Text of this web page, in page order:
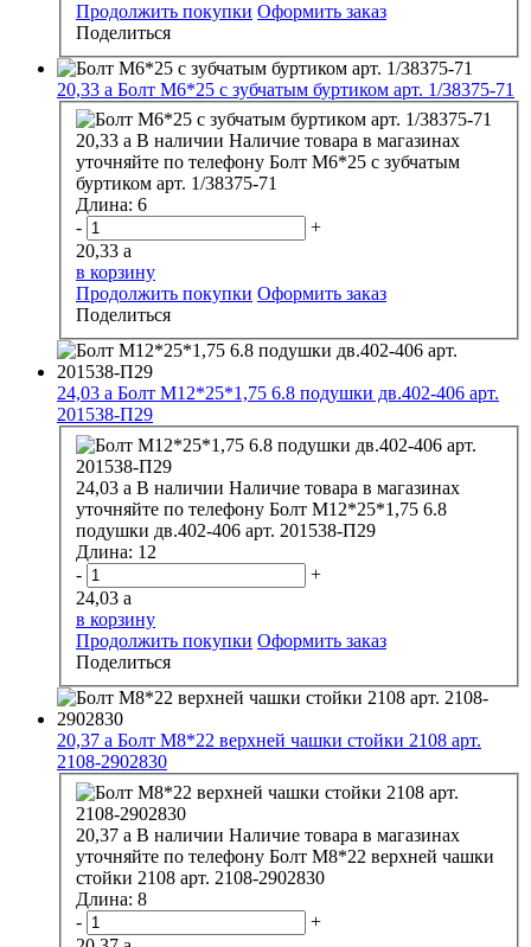
Продолжить покупки Оформить заказ
Поделиться
20,33 a Болт М6*25 с зубчатым буртиком арт. 1/38375-71
20,33 a В наличии Наличие товара в магазинах
уточняйте по телефону Болт М6*25 с зубчатым
буртиком арт. 1/38375-71
Длина: 6
-
+
20,33 a
в корзину
Продолжить покупки Оформить заказ
Поделиться
24,03 a Болт М12*25*1,75 6.8 подушки дв.402-406 арт.
201538-П29
24,03 a В наличии Наличие товара в магазинах
уточняйте по телефону Болт М12*25*1,75 6.8
подушки дв.402-406 арт. 201538-П29
Длина: 12
-
+
24,03 a
в корзину
Продолжить покупки Оформить заказ
Поделиться
20,37 a Болт М8*22 верхней чашки стойки 2108 арт.
2108-2902830
20,37 a В наличии Наличие товара в магазинах
уточняйте по телефону Болт М8*22 верхней чашки
стойки 2108 арт. 2108-2902830
Длина: 8
-
+